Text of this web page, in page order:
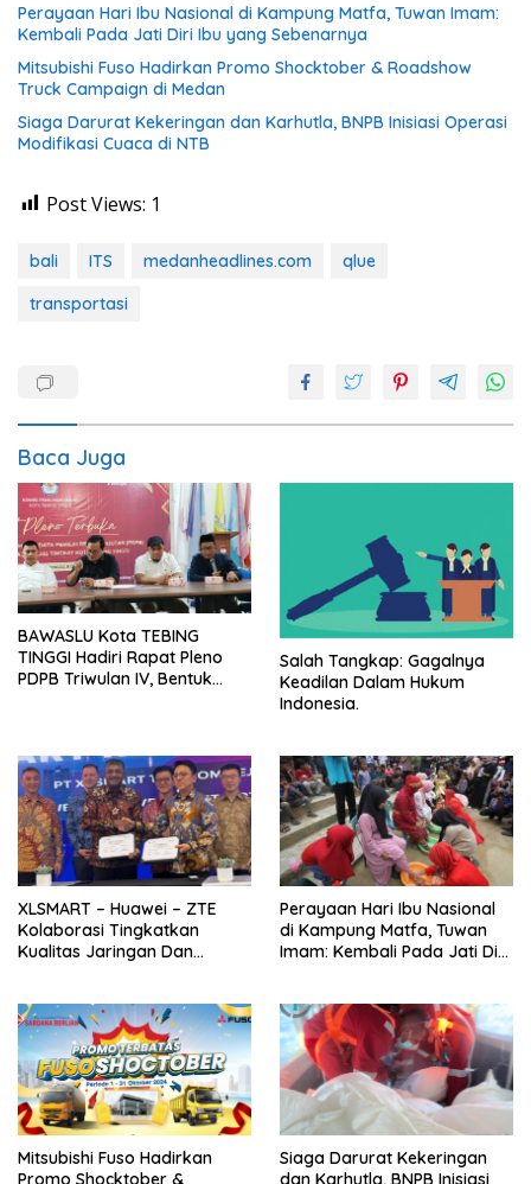
Perayaan Hari Ibu Nasional di Kampung Matfa, Tuwan Imam:
Kembali Pada Jati Diri Ibu yang Sebenarnya
Mitsubishi Fuso Hadirkan Promo Shocktober & Roadshow
Truck Campaign di Medan
Siaga Darurat Kekeringan dan Karhutla, BNPB Inisiasi Operasi
Modifikasi Cuaca di NTB
Post Views: 1
bali ITS medanheadlines.com
qlue
transportasi
Baca Juga
BAWASLU Kota TEBING
TINGGI Hadiri Rapat Pleno
PDPB Triwulan IV, Bentuk
Salah Tangkap: Gagalnya
Keadilan Dalam Hukum
Indonesia.
XLSMART – Huawei – ZTE
Kolaborasi Tingkatkan
Kualitas Jaringan Dan
Perayaan Hari Ibu Nasional
di Kampung Matfa, Tuwan
Imam: Kembali Pada Jati Diri
Mitsubishi Fuso Hadirkan
Promo Shocktober &
Siaga Darurat Kekeringan
dan Karhutla, BNPB Inisiasi